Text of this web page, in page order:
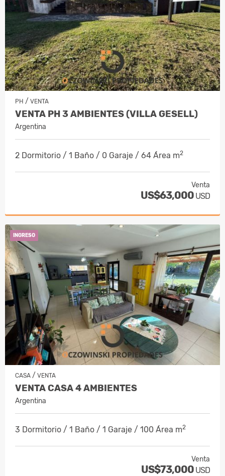
PH / VENTA
VENTA PH 3 AMBIENTES (VILLA GESELL)
Argentina
2 Dormitorio / 1 Baño / 0 Garaje / 64 Área m2
Venta
US$63,000 USD
INGRESO
CASA / VENTA
VENTA CASA 4 AMBIENTES
Argentina
3 Dormitorio / 1 Baño / 1 Garaje / 100 Área m2
Venta
US$73,000 USD